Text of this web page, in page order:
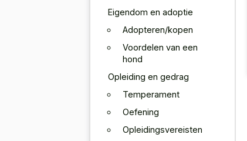
Eigendom en adoptie
Adopteren/kopen
Voordelen van een
hond
Opleiding en gedrag
Temperament
Oefening
Opleidingsvereisten